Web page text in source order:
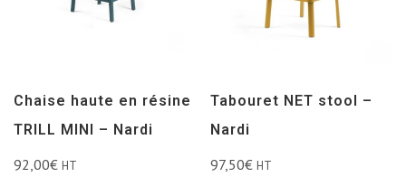
Chaise haute en résine
TRILL MINI – Nardi
92,00€ HT
Tabouret NET stool –
Nardi
97,50€ HT